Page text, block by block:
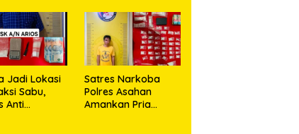
Jadi Lokasi
Sabu,
Anti
Satres Narkoba
Polres Asahan
Amankan Pria